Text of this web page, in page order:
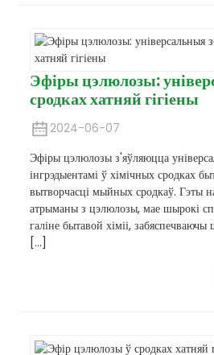
Эфіры цэлюлозы:
сродках хатняй гігіены
2024-06-07
Эфіры цэлюлозы з'яўляюцца
інгрэдыентамі ў хімічных сродках
вытворчасці мыйных сродкаў. Гэты
атрыманы з цэлюлозы, мае шырокі
галіне бытавой хіміі, забяспечваючы
[...]